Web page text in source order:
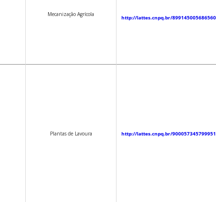
Mecanização Agrícola http://lattes.cnpq.br/
Plantas de Lavoura http://lattes.cnpq.br/